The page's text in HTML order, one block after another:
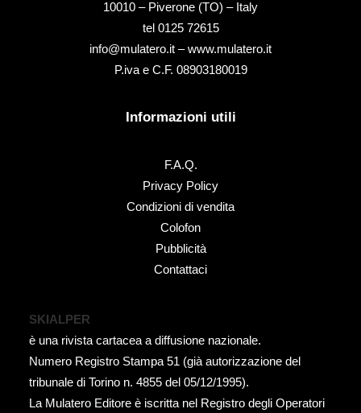
10010 – Piverone (TO) – Italy
tel ‭0125 72615‬
info@mulatero.it –www.mulatero.it
P.iva e C.F. 08903180019
Informazioni utili
F.A.Q.
Privacy Policy
Condizioni di vendita
Colofon
Pubblicità
Contattaci
SKIALPER
è una rivista cartacea a diffusione nazionale.
Numero Registro Stampa 51 (già autorizzazione del
tribunale di Torino n. 4855 del 05/12/1995).
La Mulatero Editore è iscritta nel Registro degli Operatori